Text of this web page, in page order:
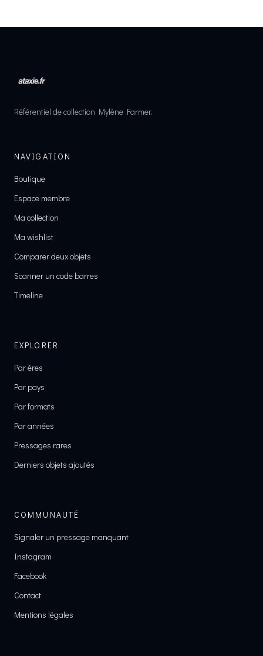
Référentiel de collection Mylène Farmer.
NAVIGATION
Boutique
Espace membre
Ma collection
Ma wishlist
Comparer deux objets
Scanner un code barres
Timeline
EXPLORER
Par ères
Par pays
Par formats
Par années
Pressages rares
Derniers objets ajoutés
COMMUNAUTÉ
Signaler un pressage manquant
Instagram
Facebook
Contact
Mentions légales